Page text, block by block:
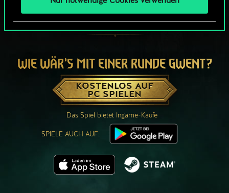
WIE WÄR’S MIT EINER RUNDE GWENT?
KOSTENLOS AUF
PC SPIELEN
Das Spiel bietet Ingame-Käufe
SPIELE AUCH AUF: